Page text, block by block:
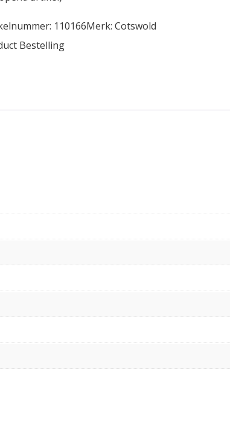
110166Merk: Cotswold
Bestelling